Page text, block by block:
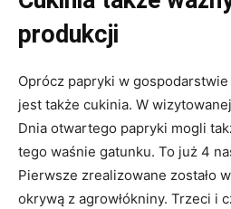
produkcji
Oprócz papryki w
jest także cukinia. W
Dnia otwartego papryki mogli
tego waśnie gatunku. To już 4
Pierwsze zrealizowane zostało
okrywą z agrowłókniny. Trzeci i